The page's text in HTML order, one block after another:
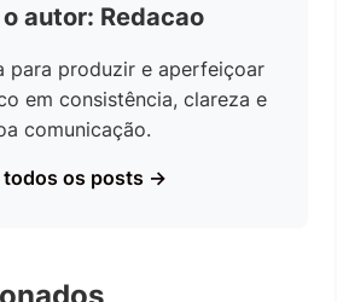
autor: Redacao
para produzir e aperfeiçoar
em consistência, clareza e
comunicação.
todos os posts →